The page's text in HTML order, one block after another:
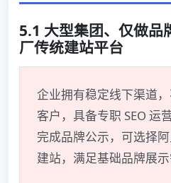
5.1 大型集团、仅做品
厂传统建站平台
企业拥有稳定线下渠道
客户，具备专职 SEO 运
完成品牌公示，可选择
建站，满足基础品牌展示